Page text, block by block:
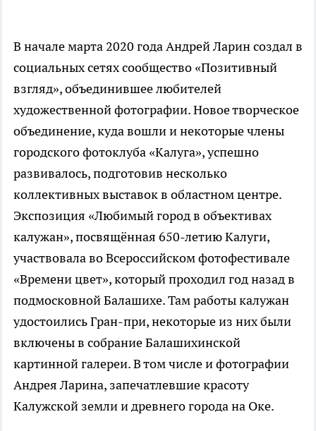
В начале марта 2020 года Андрей Ларин создал в
социальных сетях сообщество «Позитивный
взгляд», объединившее любителей
художественной фотографии. Новое творческое
объединение, куда вошли и некоторые члены
городского фотоклуба «Калуга», успешно
развивалось, подготовив несколько
коллективных выставок в областном центре.
Экспозиция «Любимый город в объективах
калужан», посвящённая 650-летию Калуги,
участвовала во Всероссийском фотофестивале
«Времени цвет», который проходил год назад в
подмосковной Балашихе. Там работы калужан
удостоились Гран-при, некоторые из них были
включены в собрание Балашихинской
картинной галереи. В том числе и фотографии
Андрея Ларина, запечатлевшие красоту
Калужской земли и древнего города на Оке.